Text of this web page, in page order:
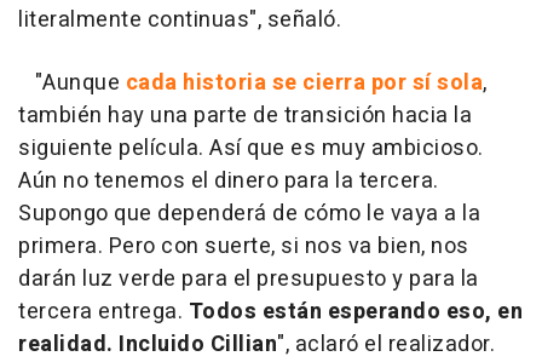
literalmente continuas", señaló.
"Aunque cada historia se cierra por sí sola,
también hay una parte de transición hacia la
siguiente película. Así que es muy ambicioso.
Aún no tenemos el dinero para la tercera.
Supongo que dependerá de cómo le vaya a la
primera. Pero con suerte, si nos va bien, nos
darán luz verde para el presupuesto y para la
tercera entrega. Todos están esperando eso, en
realidad. Incluido Cillian", aclaró el realizador.